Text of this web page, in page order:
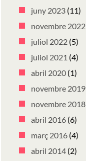
juny 2023 (11)
novembre 2022
juliol 2022 (5)
juliol 2021 (4)
abril 2020 (1)
novembre 2019
novembre 2018
abril 2016 (6)
març 2016 (4)
abril 2014 (2)